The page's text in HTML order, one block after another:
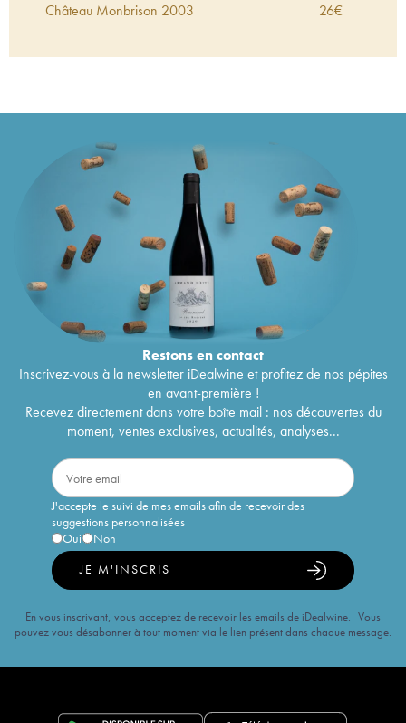
Château Monbrison 2003 26€
Château Monbrison
Château Monbrison
1994 26
Château Monbrison
1993 36€
Château Monbrison
1992 22
Château Monbrison1990 38
Château Monbrison
1989 55
Château Monbrison1988
Château Monbrison1987
Château Monbrison
1986
Château Monbrison
1985
Château Monbrison1984
Château Monbrison 1983 29€
Château Monbrison 1982
Château Monbrison1979 41€
Château Monbrison 1974 30
Château Monbrison
€
Restons encontact
Inscrivez-vous à la newsletter iDealwine et profitez de nos pépites
en avant-première !
Recevez directement dans votre boîte mail : nos découvertes du
moment, ventes exclusives, actualités, analyses...
J'accepte le suivi de mes emails afin de recevoir des
suggestions personnalisées
Oui
Non
JE M'INSCRIS
En vous inscrivant, vous acceptez de recevoir les emails de iDealwine. Vous
pouvez vous désabonner à tout moment via le lien présent dans chaque message.